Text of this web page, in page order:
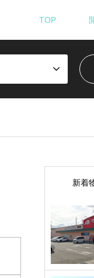
TOP
新着